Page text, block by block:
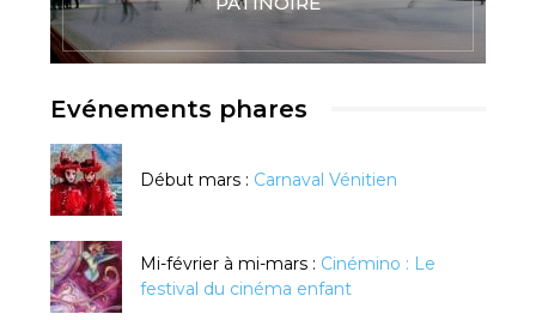
Evénements phares
Début mars : Carnaval Vénitien
Mi-février à mi-mars : Cinémino : Le
festival du cinéma enfant